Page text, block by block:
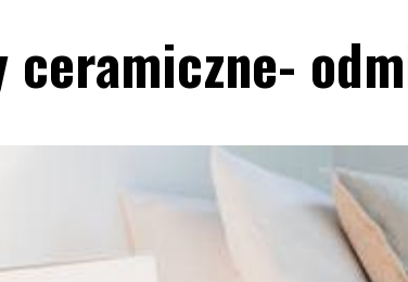
ceramiczne-